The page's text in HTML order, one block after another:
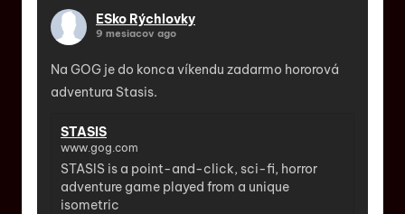
ESko Rýchlovky
9 mesiacov ago
Na GOG je do konca víkendu zadarmo hororová
adventura Stasis.
STASIS
www.gog.com
STASIS is a point-and-click, sci-fi, horror
adventure game played from a unique
isometric